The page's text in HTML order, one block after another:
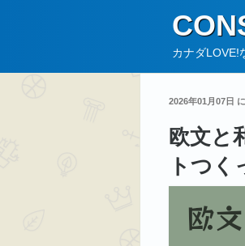
ン
カナダLOVE!
2026年01月07日
欧文と
トつく